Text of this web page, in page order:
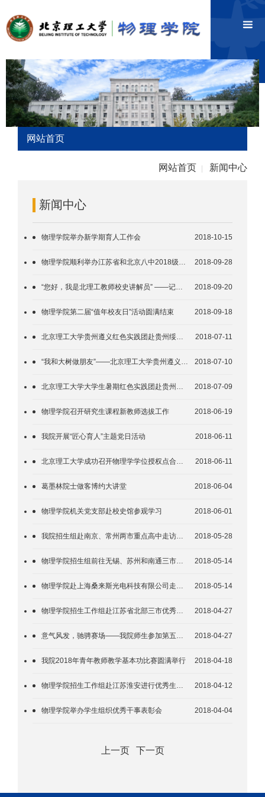
网站首页
网站首页 新闻中心
新闻中心
2018-10-15
物理学院举办新学期育人工作会
2018-09-28
物理学院顺利举办江苏省和北京八中2018级新生见面会
2018-09-20
“您好，我是北理工教师校史讲解员” ——记北京理工大学首支教师校史讲解员团队
2018-09-18
物理学院第二届“值年校友日”活动圆满结束
2018-07-11
北京理工大学贵州遵义红色实践团赴贵州绥阳县开展水生态和红色文化调研
2018-07-10
“我和大树做朋友”——北京理工大学贵州遵义红色实践团为当地留守儿童开展心理支持项目
2018-07-09
北京理工大学大学生暑期红色实践团赴贵州遵义学习实践
2018-06-19
物理学院召开研究生课程新教师选拔工作
2018-06-11
我院开展“匠心育人”主题党日活动
2018-06-11
北京理工大学成功召开物理学学位授权点合格评估国内同行专家评审会
2018-06-04
葛墨林院士做客博约大讲堂
2018-06-01
物理学院机关党支部赴校史馆参观学习
2018-05-28
我院招生组赴南京、常州两市重点高中走访调研
2018-05-14
物理学院招生组前往无锡、苏州和南通三市优秀中学走访调研
2018-05-14
物理学院赴上海桑来斯光电科技有限公司走访校友
2018-04-27
物理学院招生工作组赴江苏省北部三市优秀中学走访调研
2018-04-27
意气风发，驰骋赛场——我院师生参加第五十六届校运动会获奖
2018-04-18
我院2018年青年教师教学基本功比赛圆满举行
2018-04-12
物理学院招生工作组赴江苏淮安进行优秀生源基地挂牌和走访调研
2018-04-04
物理学院举办学生组织优秀干事表彰会
上一页 下一页